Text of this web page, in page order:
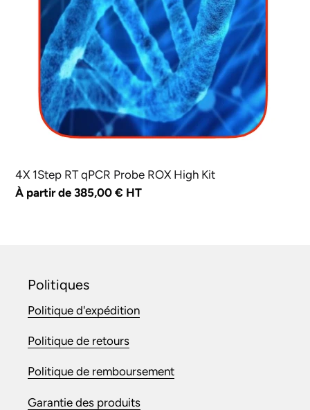
High
4X 1Step RT qPCR Probe ROX High Kit
Prix
À partir de 385,00 € HT
Politiques
Politique d'expédition
Politique de retours
Politique de remboursement
Garantie des produits